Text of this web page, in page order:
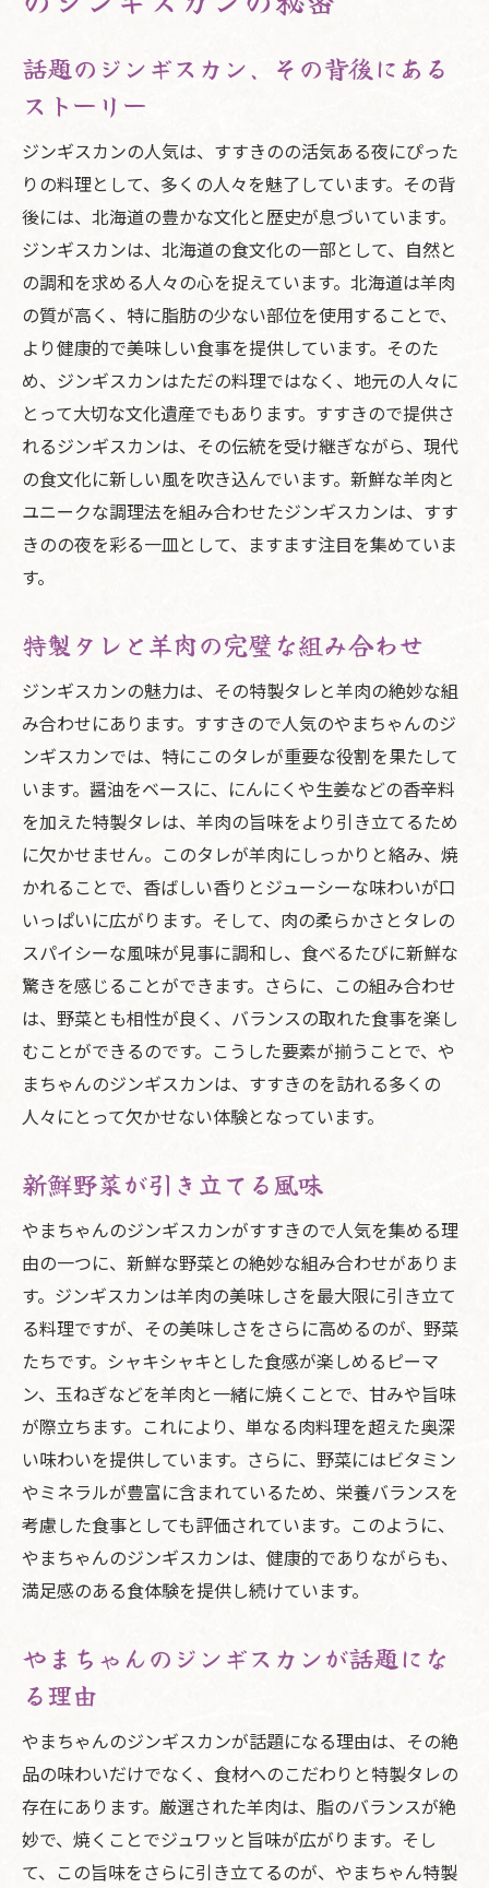
話題のジンギスカン、その背後にある
ストーリー
ジンギスカンの人気は、すすきのの活気ある夜にぴった
りの料理として、多くの人々を魅了しています。その背
後には、北海道の豊かな文化と歴史が息づいています。
ジンギスカンは、北海道の食文化の一部として、自然と
の調和を求める人々の心を捉えています。北海道は羊肉
の質が高く、特に脂肪の少ない部位を使用することで、
より健康的で美味しい食事を提供しています。そのた
め、ジンギスカンはただの料理ではなく、地元の人々に
とって大切な文化遺産でもあります。すすきので提供さ
れるジンギスカンは、その伝統を受け継ぎながら、現代
の食文化に新しい風を吹き込んでいます。新鮮な羊肉と
ユニークな調理法を組み合わせたジンギスカンは、すす
きのの夜を彩る一皿として、ますます注目を集めていま
す。
特製タレと羊肉の完璧な組み合わせ
ジンギスカンの魅力は、その特製タレと羊肉の絶妙な組
み合わせにあります。すすきので人気のやまちゃんのジ
ンギスカンでは、特にこのタレが重要な役割を果たして
います。醤油をベースに、にんにくや生姜などの香辛料
を加えた特製タレは、羊肉の旨味をより引き立てるため
に欠かせません。このタレが羊肉にしっかりと絡み、焼
かれることで、香ばしい香りとジューシーな味わいが口
いっぱいに広がります。そして、肉の柔らかさとタレの
スパイシーな風味が見事に調和し、食べるたびに新鮮な
驚きを感じることができます。さらに、この組み合わせ
は、野菜とも相性が良く、バランスの取れた食事を楽し
むことができるのです。こうした要素が揃うことで、や
まちゃんのジンギスカンは、すすきのを訪れる多くの
人々にとって欠かせない体験となっています。
新鮮野菜が引き立てる風味
やまちゃんのジンギスカンがすすきので人気を集める理
由の一つに、新鮮な野菜との絶妙な組み合わせがありま
す。ジンギスカンは羊肉の美味しさを最大限に引き立て
る料理ですが、その美味しさをさらに高めるのが、野菜
たちです。シャキシャキとした食感が楽しめるピーマ
ン、玉ねぎなどを羊肉と一緒に焼くことで、甘みや旨味
が際立ちます。これにより、単なる肉料理を超えた奥深
い味わいを提供しています。さらに、野菜にはビタミン
やミネラルが豊富に含まれているため、栄養バランスを
考慮した食事としても評価されています。このように、
やまちゃんのジンギスカンは、健康的でありながらも、
満足感のある食体験を提供し続けています。
やまちゃんのジンギスカンが話題にな
る理由
やまちゃんのジンギスカンが話題になる理由は、その絶
品の味わいだけでなく、食材へのこだわりと特製タレの
存在にあります。厳選された羊肉は、脂のバランスが絶
妙で、焼くことでジュワッと旨味が広がります。そし
て、この旨味をさらに引き立てるのが、やまちゃん特製